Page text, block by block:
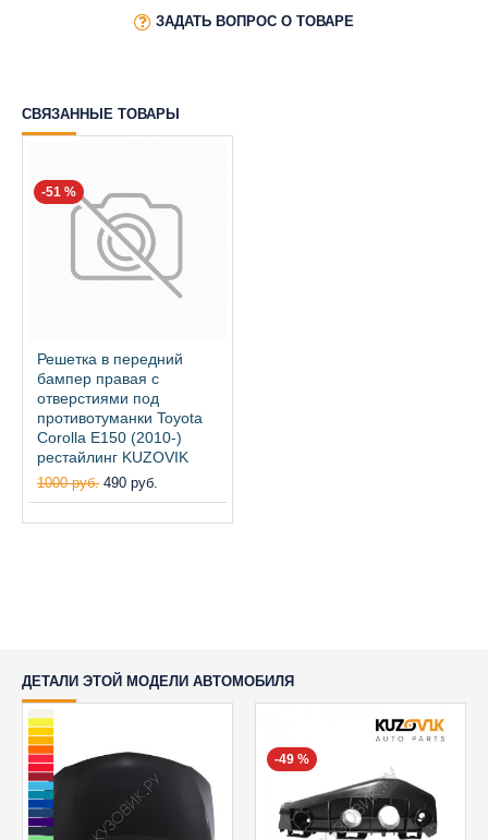
ЗАДАТЬ ВОПРОС О ТОВАРЕ
СВЯЗАННЫЕ ТОВАРЫ
-51 %
Решетка в передний
бампер правая с
отверстиями под
противотуманки Toyota
Corolla E150 (2010-)
рестайлинг KUZOVIK
1000 руб. 490 руб.
ДЕТАЛИ ЭТОЙ МОДЕЛИ АВТОМОБИЛЯ
-49 %